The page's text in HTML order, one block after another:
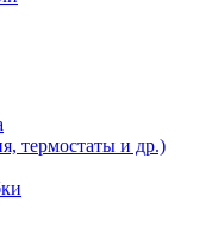
термостаты и др.)